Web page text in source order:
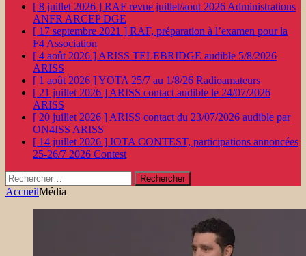
[ 8 juillet 2026 ] RAF revue juillet/aout 2026 Administrations
ANFR ARCEP DGE
[ 17 septembre 2021 ] RAF, préparation à l’examen pour la
F4 Association
[ 4 août 2026 ] ARISS TELEBRIDGE audible 5/8/2026
ARISS
[ 1 août 2026 ]YOTA 25/7 au 1/8/26 Radioamateurs
[ 21 juillet 2026 ] ARISS contact audible le 24/07/2026
ARISS
[ 20 juillet 2026 ] ARISS contact du 23/07/2026 audible par
ON4ISS ARISS
[ 14 juillet 2026 ] IOTA CONTEST, participations annoncées
25-26/7 2026 Contest
Rechercher :
AccueilMédia